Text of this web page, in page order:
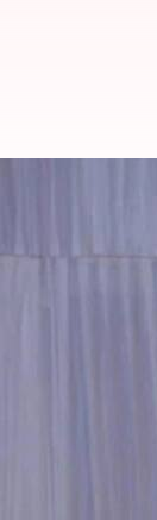
లో
సోమవారం
తెలంగాణలో
భాగ్యనగరం
హైదర్